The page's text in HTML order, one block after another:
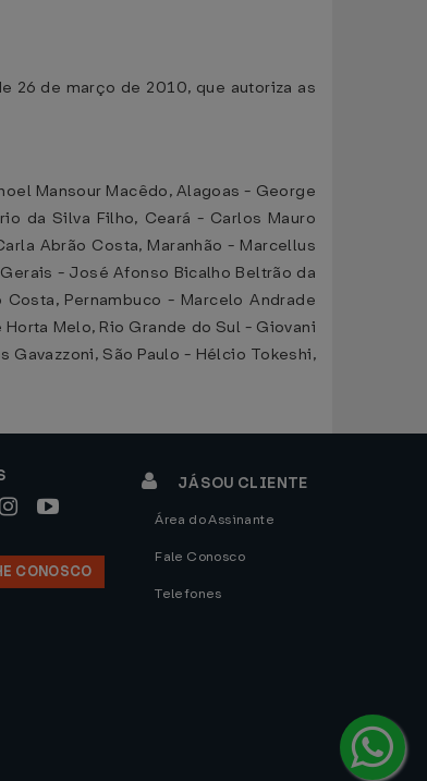
26 de março de 2010, que autoriza as
Mansour Macêdo, Alagoas - George
da Silva Filho, Ceará - Carlos Mauro
Abrão Costa, Maranhão - Marcellus
- José Afonso Bicalho Beltrão da
Costa, Pernambuco - Marcelo Andrade
Melo, Rio Grande do Sul - Giovani
Gavazzoni, São Paulo - Hélcio Tokeshi,
CONOSCO
JÁ SOU CLIENTE
Área do Assinante
Fale Conosco
Telefones